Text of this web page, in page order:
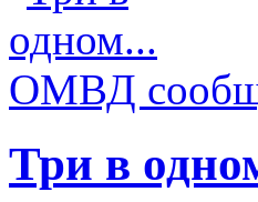
ОМВД
Три в